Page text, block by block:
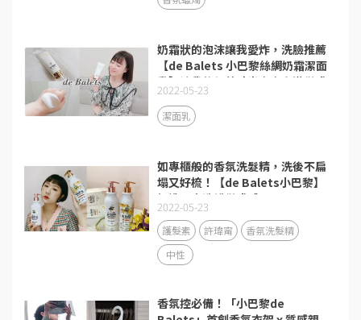
奶霜狀的泡沫讓我愛炸，洗臉推薦
【de Balets 小巴黎絲綢奶霜潔面
乳】讓我的保養時光處處充滿儀式
感！
2022-05-23
潔面乳
如專櫃般的香氛洗髮精，洗後不扁
塌又好梳！【de Balets小巴黎】
打造居家洗護儀式感
2022-05-23
護髮素 許瑋甯
香氛洗髮精
中性
香氛控必備！「小巴黎de